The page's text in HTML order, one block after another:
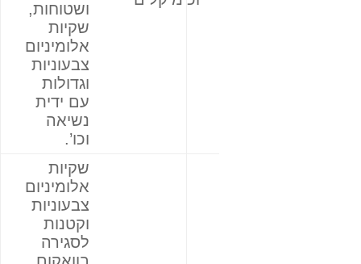
ושטוחות,
שקיות
אלומיניום
צבעוניות
וגדולות
עם ידית
נשיאה
וכו’.
שקיות
אלומיניום
צבעוניות
וקטנות
לסגירה